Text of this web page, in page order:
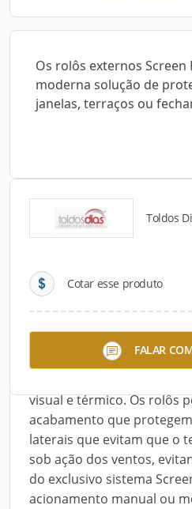
Os rolôs externos Screen
moderna solução de
janelas, terraços ou
Toldos
Cotar esse produto
FALAR
Detalhes do
Descrição do Produto
Os rolôs externos Screen
solução de proteção solar
visual e térmico. Os rolôs
acabamento que
laterais que evitam que o
sob ação dos ventos,
do exclusivo sistema
acionamento manual ou